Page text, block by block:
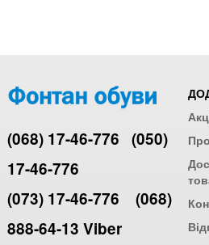
(068) 17-46-776 (050)
17-46-776
(073) 17-46-776
(068)
888-64-13 Viber